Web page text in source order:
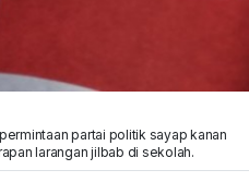
partai politik sayap kanan
larangan jilbab di sekolah.